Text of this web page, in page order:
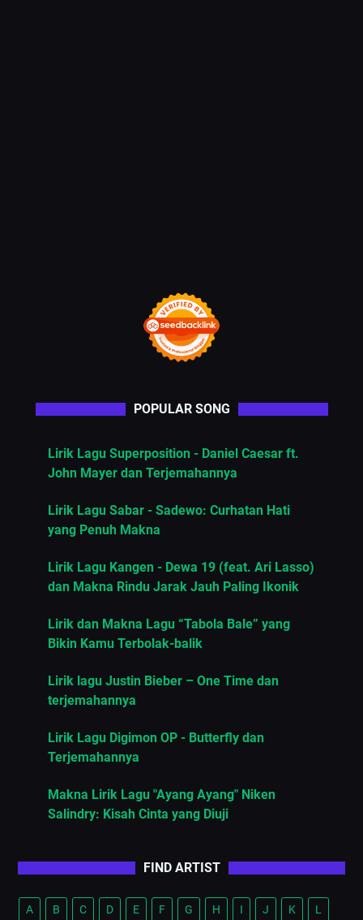
POPULAR SONG
Lirik Lagu Superposition - Daniel Caesar ft.
John Mayer dan Terjemahannya
Lirik Lagu Sabar - Sadewo: Curhatan Hati
yang Penuh Makna
Lirik Lagu Kangen - Dewa 19 (feat. Ari Lasso)
dan Makna Rindu Jarak Jauh Paling Ikonik
Lirik dan Makna Lagu “Tabola Bale” yang
Bikin Kamu Terbolak-balik
Lirik lagu Justin Bieber – One Time dan
terjemahannya
Lirik Lagu Digimon OP - Butterfly dan
Terjemahannya
Makna Lirik Lagu "Ayang Ayang" Niken
Salindry: Kisah Cinta yang Diuji
FIND ARTIST
A B C D E F G H I J K L